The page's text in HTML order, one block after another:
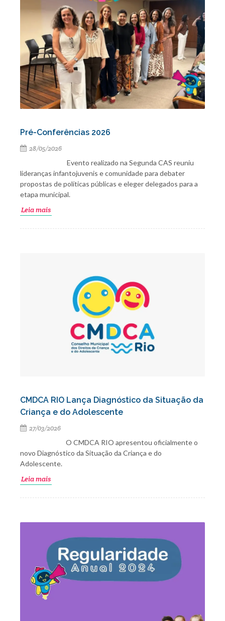
Pré-Conferências 2026
28/05/2026
Evento realizado na Segunda CAS reuniu
lideranças infantojuvenis e comunidade para debater
propostas de políticas públicas e eleger delegados para a
etapa municipal.
Leia mais
CMDCA RIO Lança Diagnóstico da Situação da
Criança e do Adolescente
27/03/2026
O CMDCA RIO apresentou oficialmente o
novo Diagnóstico da Situação da Criança e do
Adolescente.
Leia mais